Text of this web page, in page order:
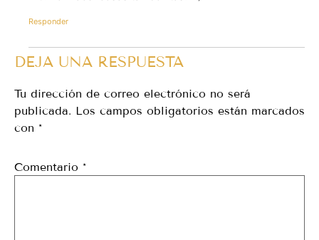
Responder
DEJA UNA RESPUESTA
Tu dirección de correo electrónico no será
publicada. Los campos obligatorios están marcados
con *
Comentario *